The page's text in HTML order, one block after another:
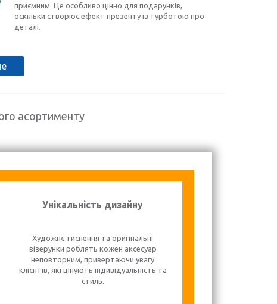
приємним. Це особливо цінно для подарунків,
оскільки створює ефект презенту із турботою про
деталі.
асортименту
Унікальність дизайну
Художнє тиснення та оригінальні
візерунки роблять кожен аксесуар
неповторним, привертаючи увагу
клієнтів, які цінують індивідуальність та
стиль.